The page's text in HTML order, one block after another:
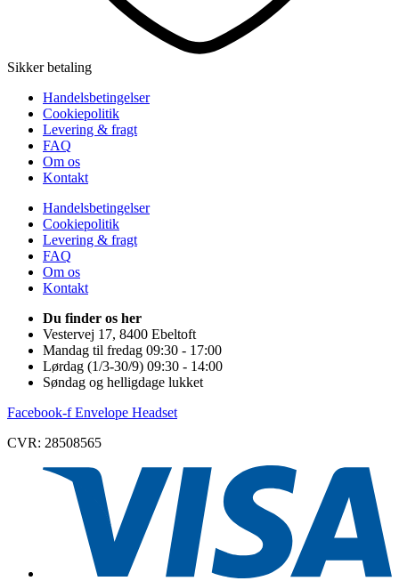
Sikker betaling
Handelsbetingelser
Cookiepolitik
Levering & fragt
FAQ
Om os
Kontakt
Handelsbetingelser
Cookiepolitik
Levering & fragt
FAQ
Om os
Kontakt
Du finder os her
Vestervej 17, 8400 Ebeltoft
Mandag til fredag 09:30 - 17:00
Lørdag (1/3-30/9) 09:30 - 14:00
Søndag og helligdage lukket
Facebook-f Envelope Headset
CVR: 28508565